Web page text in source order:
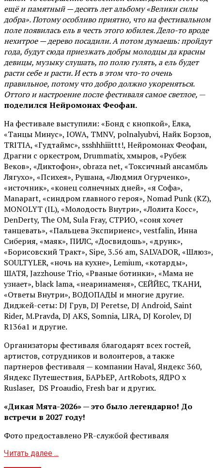
ещё и памятный — десять лет альбому «Велики силы
добра». Потому особливо приятно, что на фестивальном
поле появилась ель в честь этого юбилея. Дело-то вроде
нехитрое — дерево посадили. А потом думаешь: пройдут
года, будут сюда приезжать добры молодцы да красны
девицы, музыку слушать, по полю гулять, а ель будет
расти себе и расти. И есть в этом что-то очень
правильное, потому что добро должно укореняться.
Оттого и настроение после фестиваля самое светлое, —
поделился Нейромонах Феофан.
На фестивале выступили: «Бонд с кнопкой», Ёлка,
«Танцы Минус», IOWA, TMNV, polnalyubvi, Найк Борзов,
TRITIA, «Гудтаймс», ssshhhiiittt!, Нейромонах Феофан,
Драгни с оркестром, Drummatix, хмыров, «Рубеж
Веков», «Диктофон», obraza net, «Токсичный ансамбль
Лягухо», «Психея», Рушана, «Людмил Огурченко»,
«источник», «конец солнечных дней», «я Софа»,
Manapart, «синдром главного героя», Nomad Punk (KZ),
MONOLYT (IL), «Молодость Внутри», «Лолита Косс»,
DenDerty, The OM, Sula Fray, СТРИО, «соня хочет
танцевать», «Пальцева Экспириенс», vestfalin, Инна
Сиберия, «маяк», ПИЛС, «Досвидошь», «друнк»,
«Борисовский Тракт», Sipe, 3.56 am, SALVADOR, «Шлюз»,
SOULTYLER, «ночь на кухне», Lemium, «котарды»,
ШАТЯ, Jazzhouse Trio, «Рваные ботинки», «Мама не
узнает», black lama, «неаринаменя», СЕЙЙЕС, ТКАНИ,
«Ответы Внутри», ВОДОПАДЫ и многие другие.
Диджей-сеты: DJ Грув, DJ Peretse, DJ Android, Saint
Rider, М.Pravda, DJ AKS, Somnia, LIRA, DJ Korolev, DJ
R136a1 и другие.
Организаторы фестиваля благодарят всех гостей,
артистов, сотрудников и волонтеров, а также
партнеров фестиваля — компании Haval, Яндекс 360,
Яндекс Путешествия, БАРЬЕР, ArtRobots, ЯДРО х
Ruslaser, DS Proaudio, Fresh bar и других.
«Дикая Мята-2026» — это было легендарно! До
встречи в 2027 году!
Фото предоставлено PR-службой фестиваля
Читать далее ...